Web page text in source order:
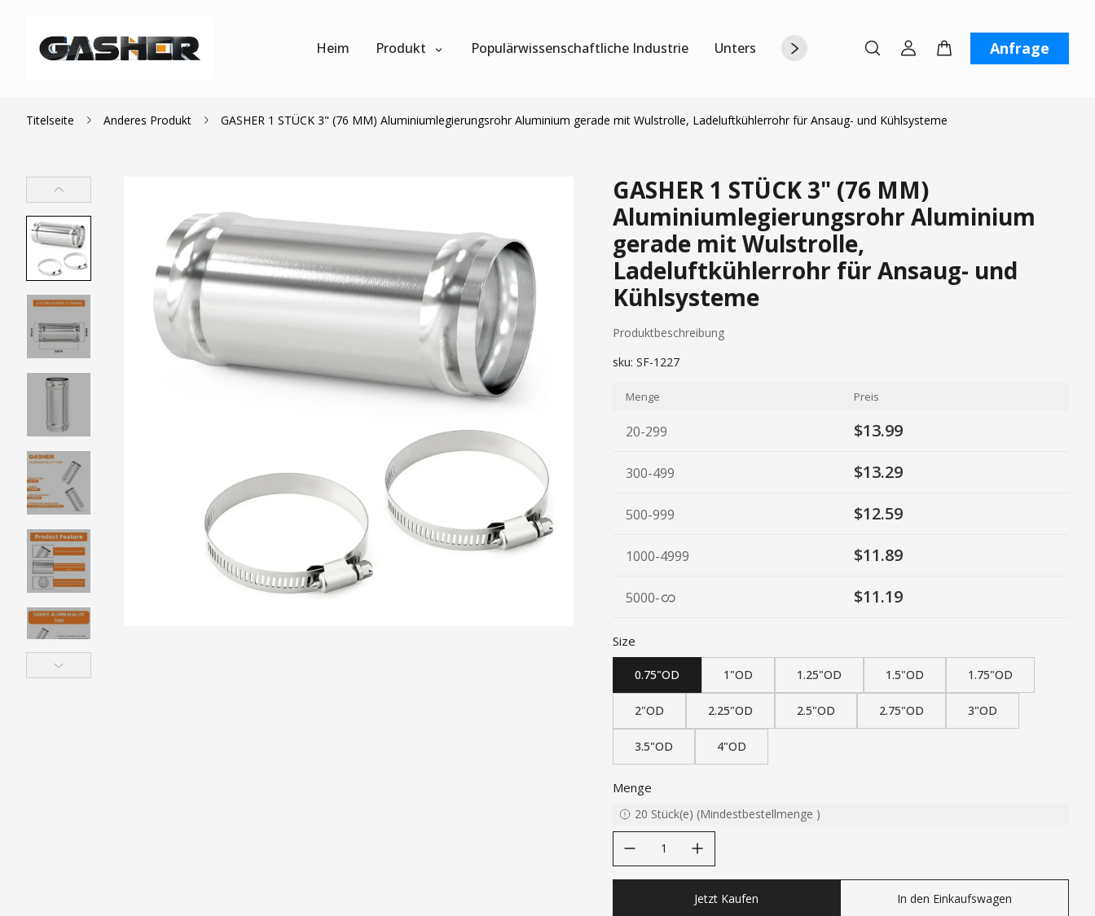
Heim Produkt Populärwissenschaftliche Industrie Unterstützung Über uns Kontaktiere unsAnfrage
Titelseite Anderes Produkt GASHER 1 STÜCK 3" (76 MM) Aluminiumlegierungsrohr Aluminium gerade mit Wulstrolle, Ladeluftkühlerrohr für Ansaug- und Kühlsysteme
GASHER 1 STÜCK 3" (76 MM)
Aluminiumlegierungsrohr Aluminium
gerade mit Wulstrolle,
Ladeluftkühlerrohr für Ansaug- und
Kühlsysteme
Produktbeschreibung
sku: SF-1227
Menge Preis
20-299 $13.99
300-499 $13.29
500-999 $12.59
1000-4999 $11.89
5000- $11.19
Size
0.75"OD 1"OD 1.25"OD 1.5"OD 1.75"OD
2"OD 2.25"OD 2.5"OD 2.75"OD 3"OD
3.5"OD 4"OD
Menge
20 Stück(e) (Mindestbestellmenge )
Jetzt Kaufen In den Einkaufswagen